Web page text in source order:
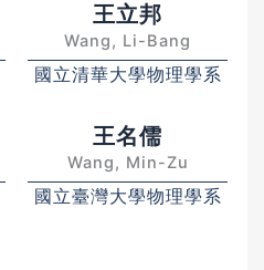
王立邦
Wang, Li-Bang
國立清華大學物理學系
王名儒
Wang, Min-Zu
國立臺灣大學物理學系